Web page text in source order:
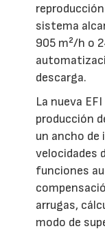
sistema
905 m²/h o
descarga.
La nueva
producción
un ancho de
velocidades
funciones
arrugas,
modo de